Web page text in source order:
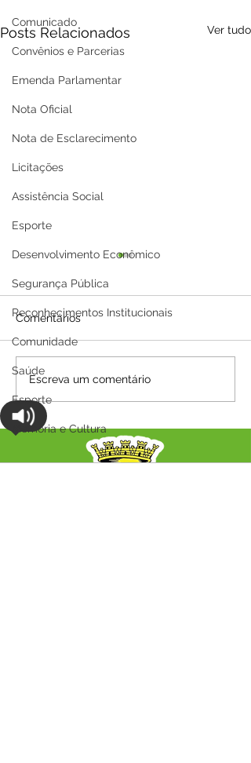
Comunicado
Convênios e Parcerias
Emenda Parlamentar
Nota Oficial
Nota de Esclarecimento
Licitações
Assistência Social
Esporte
Desenvolvimento Econômico
Segurança Pública
Reconhecimentos Institucionais
Comunidade
Saúde
Esporte
Memória e Cultura
Posts Relacionados Ver tudo
Parabéns, Acre! 64 anos
de conquistas e
esperança
Comentários
Escreva um comentário